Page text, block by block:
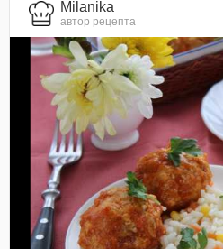
Milanika
автор рецепта